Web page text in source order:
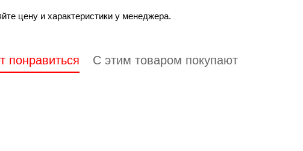
цену и характеристики у менеджера.
понравиться С этим товаром покупают